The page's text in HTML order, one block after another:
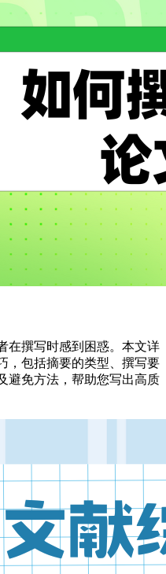
在撰写时感到困惑。本文详
，包括摘要的类型、撰写要
避免方法，帮助您写出高质